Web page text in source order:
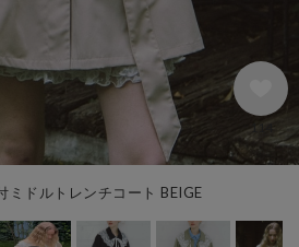
ミドルトレンチコート BEIGE
114